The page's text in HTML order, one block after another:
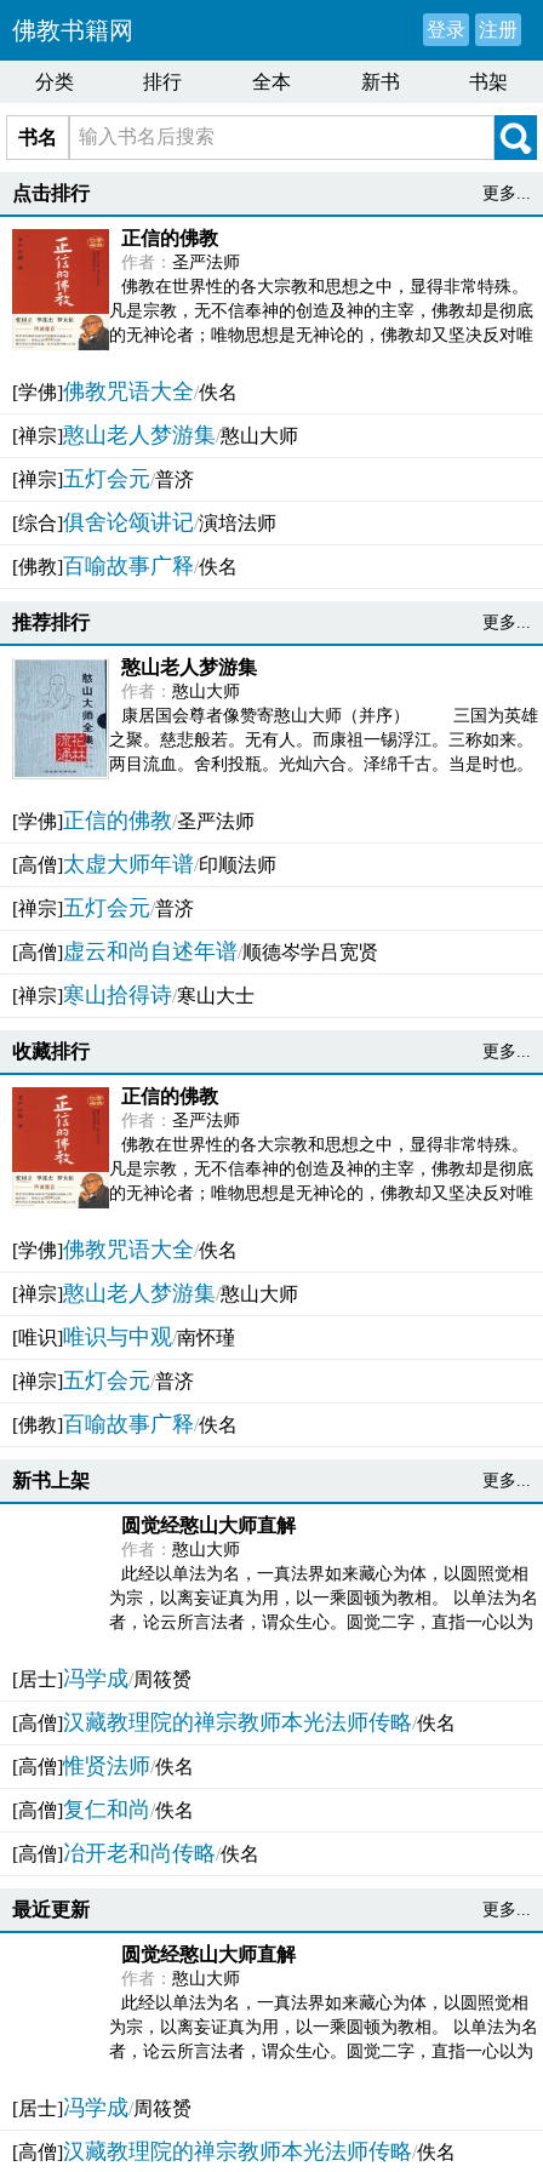
佛教书籍网 登录 注册
分类 排行 全本 新书 书架
书名
点击排行 更多...
正信的佛教
作者： 圣严法师
佛教在世界性的各大宗教和思想之中，显得非常特殊。
凡是宗教，无不信奉神的创造及神的主宰，佛教却是彻底
的无神论者；唯物思想是无神论的，佛教却又坚决反对唯
[学佛]佛教咒语大全/佚名
[禅宗]憨山老人梦游集/憨山大师
[禅宗]五灯会元/普济
[综合]俱舍论颂讲记/演培法师
[佛教]百喻故事广释/佚名
推荐排行 更多...
憨山老人梦游集
作者： 憨山大师
康居国会尊者像赞寄憨山大师（并序） 三国为英雄
之聚。慈悲般若。无有人。而康祖一锡浮江。三称如来。
两目流血。舍利投瓶。光灿六合。泽绵千古。当是时也。
[学佛]正信的佛教/圣严法师
[高僧]太虚大师年谱/印顺法师
[禅宗]五灯会元/普济
[高僧]虚云和尚自述年谱/顺德岑学吕宽贤
[禅宗]寒山拾得诗/寒山大士
收藏排行 更多...
正信的佛教
作者： 圣严法师
佛教在世界性的各大宗教和思想之中，显得非常特殊。
凡是宗教，无不信奉神的创造及神的主宰，佛教却是彻底
的无神论者；唯物思想是无神论的，佛教却又坚决反对唯
[学佛]佛教咒语大全/佚名
[禅宗]憨山老人梦游集/憨山大师
[唯识]唯识与中观/南怀瑾
[禅宗]五灯会元/普济
[佛教]百喻故事广释/佚名
新书上架 更多...
圆觉经憨山大师直解
作者： 憨山大师
此经以单法为名，一真法界如来藏心为体，以圆照觉相
为宗，以离妄证真为用，以一乘圆顿为教相。 以单法为名
者，论云所言法者，谓众生心。圆觉二字，直指一心以为
[居士]冯学成/周筱赟
[高僧]汉藏教理院的禅宗教师本光法师传略/佚名
[高僧]惟贤法师/佚名
[高僧]复仁和尚/佚名
[高僧]冶开老和尚传略/佚名
最近更新 更多...
圆觉经憨山大师直解
作者： 憨山大师
此经以单法为名，一真法界如来藏心为体，以圆照觉相
为宗，以离妄证真为用，以一乘圆顿为教相。 以单法为名
者，论云所言法者，谓众生心。圆觉二字，直指一心以为
[居士]冯学成/周筱赟
[高僧]汉藏教理院的禅宗教师本光法师传略/佚名